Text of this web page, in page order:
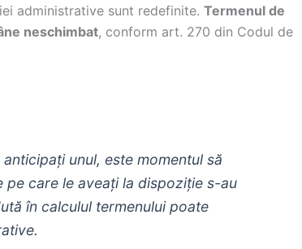
administrative sunt redefinite. Termenul de
neschimbat, conform art. 270 din Codul de
unul, este momentul să
care le aveați la dispoziție s-au
în calculul termenului poate